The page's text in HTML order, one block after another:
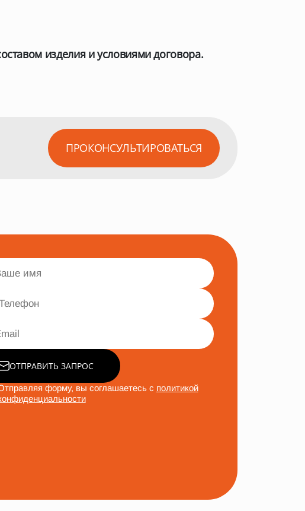
изделия и условиями договора.
ПРОКОНСУЛЬТИРОВАТЬСЯ
ОТПРАВИТЬ ЗАПРОС
форму, вы соглашаетесь с политикой